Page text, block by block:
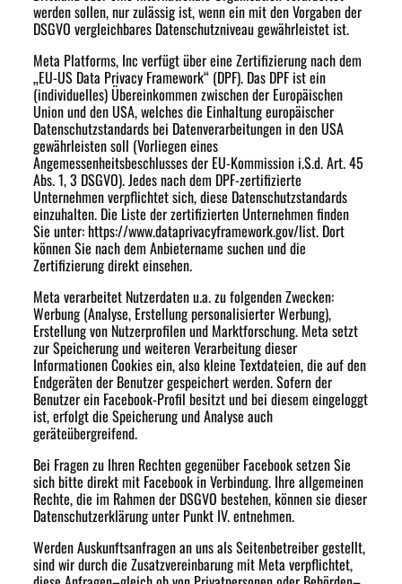
werden sollen, nur zulässig ist, wenn ein mit den Vorgaben der
DSGVO vergleichbares Datenschutzniveau gewährleistet ist.
Meta Platforms, Inc verfügt über eine Zertifizierung nach dem
„EU-US Data Privacy Framework“ (DPF). Das DPF ist ein
(individuelles) Übereinkommen zwischen der Europäischen
Union und den USA, welches die Einhaltung europäischer
Datenschutzstandards bei Datenverarbeitungen in den USA
gewährleisten soll (Vorliegen eines
Angemessenheitsbeschlusses der EU-Kommission i.S.d. Art. 45
Abs. 1, 3 DSGVO). Jedes nach dem DPF-zertifizierte
Unternehmen verpflichtet sich, diese Datenschutzstandards
einzuhalten. Die Liste der zertifizierten Unternehmen finden
Sie unter: https://www.dataprivacyframework.gov/list. Dort
können Sie nach dem Anbietername suchen und die
Zertifizierung direkt einsehen.
Meta verarbeitet Nutzerdaten u.a. zu folgenden Zwecken:
Werbung (Analyse, Erstellung personalisierter Werbung),
Erstellung von Nutzerprofilen und Marktforschung. Meta setzt
zur Speicherung und weiteren Verarbeitung dieser
Informationen Cookies ein, also kleine Textdateien, die auf den
Endgeräten der Benutzer gespeichert werden. Sofern der
Benutzer ein Facebook-Profil besitzt und bei diesem eingeloggt
ist, erfolgt die Speicherung und Analyse auch
geräteübergreifend.
Bei Fragen zu Ihren Rechten gegenüber Facebook setzen Sie
sich bitte direkt mit Facebook in Verbindung. Ihre allgemeinen
Rechte, die im Rahmen der DSGVO bestehen, können sie dieser
Datenschutzerklärung unter Punkt IV. entnehmen.
Werden Auskunftsanfragen an uns als Seitenbetreiber gestellt,
sind wir durch die Zusatzvereinbarung mit Meta verpflichtet,